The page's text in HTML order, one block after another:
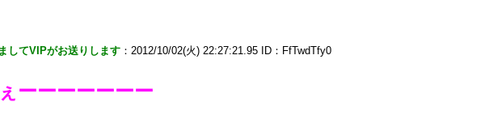
してVIPがお送りします ：2012/10/02(火) 22:27:21.95 ID：FfTwdTfy0
ーーーーーーー